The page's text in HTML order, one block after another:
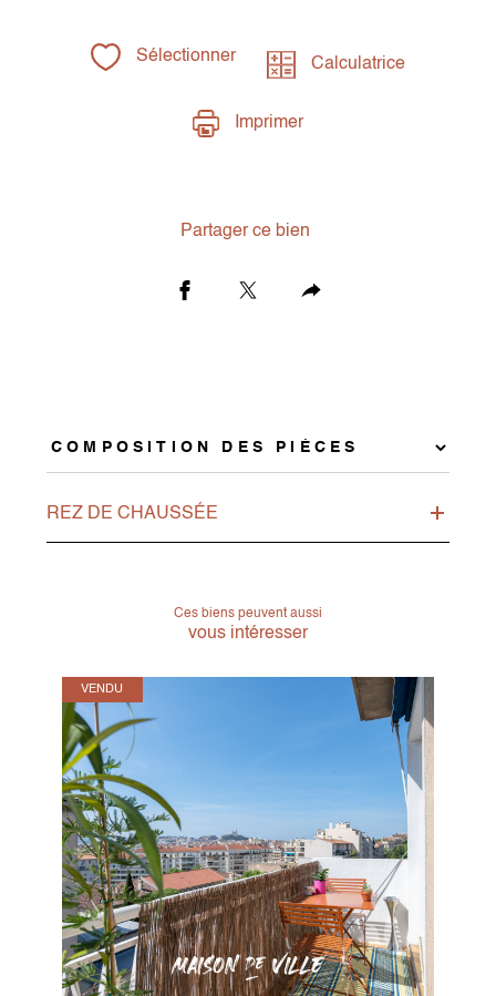
Sélectionner Calculatrice
Imprimer
Partager ce bien
REZ DE CHAUSSÉE
Ces biens peuvent aussi
vous intéresser
VENDU